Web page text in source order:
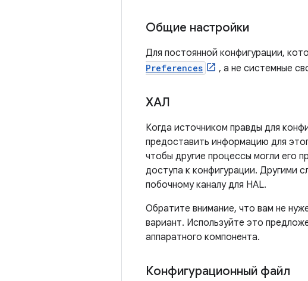
Общие настройки
Для постоянной конфигурации,
Preferences
, а не системные
ХАЛ
Когда источником правды для
предоставить информацию для
чтобы другие процессы могли его
доступа к конфигурации. Другими
побочному каналу для HAL.
Обратите внимание, что вам не
вариант. Используйте это
аппаратного компонента.
Конфигурационный файл